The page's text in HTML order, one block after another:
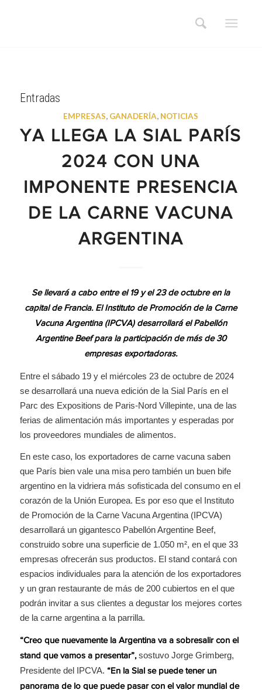
Entradas
EMPRESAS, GANADERÍA, NOTICIAS
YA LLEGA LA SIAL PARÍS
2024 CON UNA
IMPONENTE PRESENCIA
DE LA CARNE VACUNA
ARGENTINA
Se llevará a cabo entre el 19 y el 23 de octubre en la
capital de Francia. El Instituto de Promoción de la Carne
Vacuna Argentina (IPCVA) desarrollará el Pabellón
Argentine Beef para la participación de más de 30
empresas exportadoras.
Entre el sábado 19 y el miércoles 23 de octubre de 2024
se desarrollará una nueva edición de la Sial París en el
Parc des Expositions de Paris-Nord Villepinte, una de las
ferias de alimentación más importantes y esperadas por
los proveedores mundiales de alimentos.
En este caso, los exportadores de carne vacuna saben
que París bien vale una misa pero también un buen bife
argentino en la vidriera más sofisticada del consumo en el
corazón de la Unión Europea. Es por eso que el Instituto
de Promoción de la Carne Vacuna Argentina (IPCVA)
desarrollará un gigantesco Pabellón Argentine Beef,
construido sobre una superficie de 1.050 m², en el que 33
empresas ofrecerán sus productos. El stand contará con
espacios individuales para la atención de los exportadores
y un gran restaurante de más de 200 cubiertos en el que
podrán invitar a sus clientes a degustar los mejores cortes
de la carne argentina a la parrilla.
“Creo que nuevamente la Argentina va a sobresalir con el
stand que vamos a presentar”,sostuvo Jorge Grimberg,
Presidente del IPCVA. “En la Sial se puede tener un
panorama de lo que puede pasar con el valor mundial de